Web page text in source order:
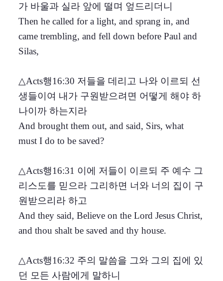
가 바울과 실라 앞에 떨며 엎드리더니
Then he called for a light, and sprang in, and
came trembling, and fell down before Paul and
Silas,
△Acts행16:30 저들을 데리고 나와 이르되 선
생들이여 내가 구원받으려면 어떻게 해야 하
나이까 하는지라
And brought them out, and said, Sirs, what
must I do to be saved?
△Acts행16:31 이에 저들이 이르되 주 예수 그
리스도를 믿으라 그리하면 너와 너의 집이 구
원받으리라 하고
And they said, Believe on the Lord Jesus Christ,
and thou shalt be saved and thy house.
△Acts행16:32 주의 말씀을 그와 그의 집에 있
던 모든 사람에게 말하니